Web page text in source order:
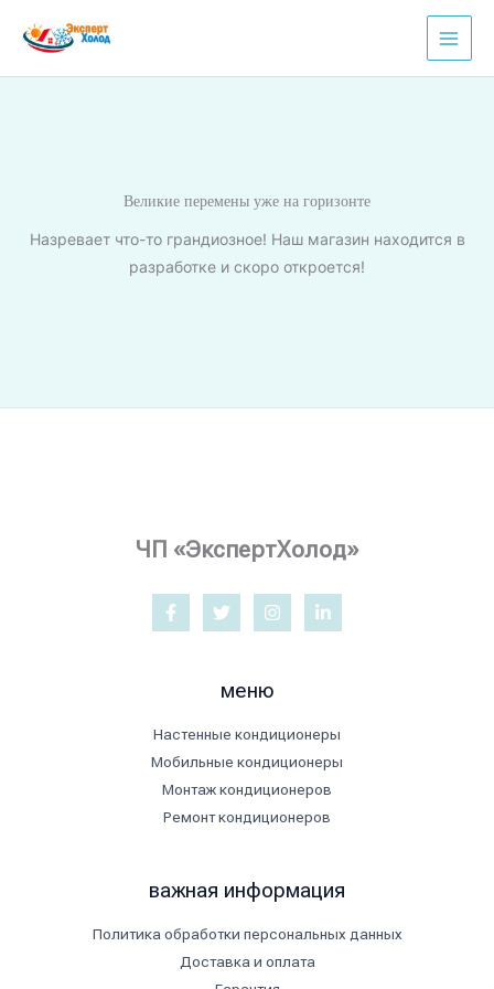
Великие перемены уже на горизонте
Назревает что-то грандиозное! Наш магазин находится в
разработке и скоро откроется!
ЧП «ЭкспертХолод»
меню
Настенные кондиционеры
Мобильные кондиционеры
Монтаж кондиционеров
Ремонт кондиционеров
важная информация
Политика обработки персональных данных
Доставка и оплата